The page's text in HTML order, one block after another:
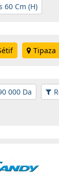
60 Cm (H)
Tipaza
000 Da